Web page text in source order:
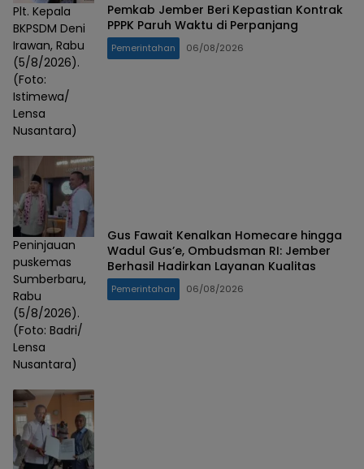
Plt. Kepala
BKPSDM Deni
Irawan, Rabu
(5/8/2026).
(Foto:
Istimewa/
Lensa
Nusantara)
Pemkab Jember Beri Kepastian Kontrak
PPPK Paruh Waktu di Perpanjang
Pemerintahan 06/08/2026
Peninjauan
puskemas
Sumberbaru,
Rabu
(5/8/2026).
(Foto: Badri/
Lensa
Nusantara)
Gus Fawait Kenalkan Homecare hingga
Wadul Gus’e, Ombudsman RI: Jember
Berhasil Hadirkan Layanan Kualitas
Pemerintahan 06/08/2026